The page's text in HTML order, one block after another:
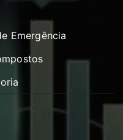
Emergência